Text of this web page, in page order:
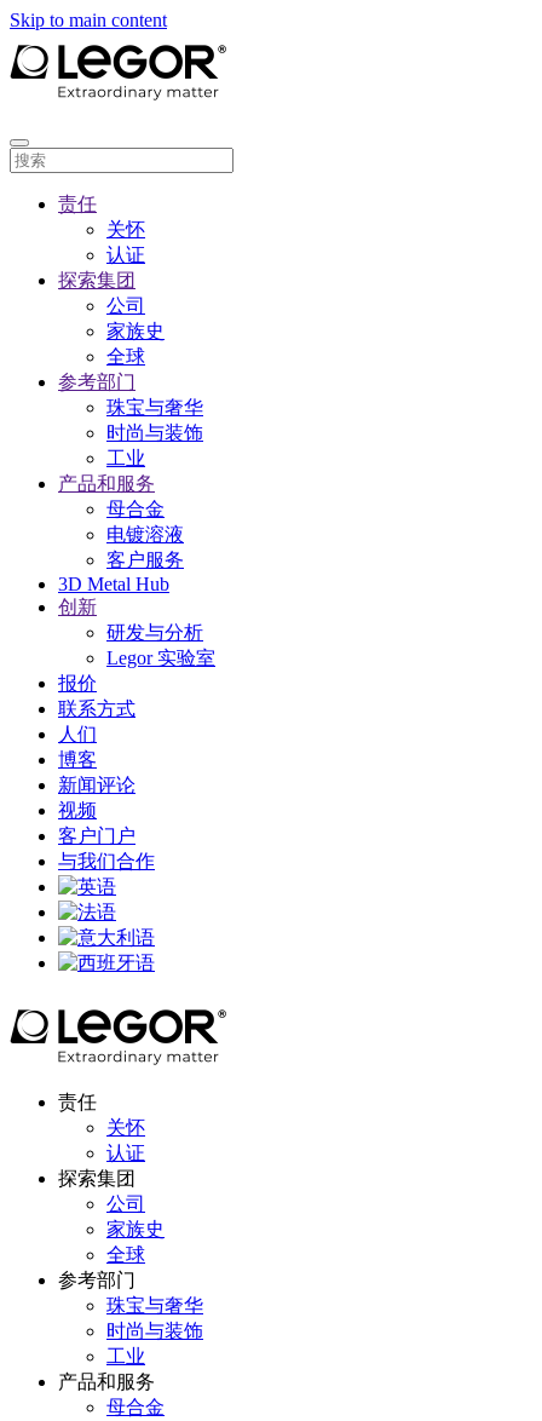
Skip to main content
责任
关怀
认证
探索集团
公司
家族史
全球
参考部门
珠宝与奢华
时尚与装饰
工业
产品和服务
母合金
电镀溶液
客户服务
3D Metal Hub
创新
研发与分析
Legor 实验室
报价
联系方式
人们
博客
新闻评论
视频
客户门户
与我们合作
责任
关怀
认证
探索集团
公司
家族史
全球
参考部门
珠宝与奢华
时尚与装饰
工业
产品和服务
母合金